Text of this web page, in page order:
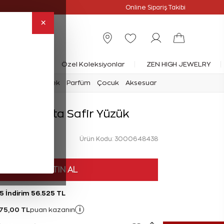
×
Online Sipariş Takibi
Yüzük Özel Koleksiyonlar ZEN HIGH JEWELRY
Erkek Parfüm Çocuk Aksesuar
Pırlanta Safir Yüzük
Ürün Kodu: 3000648438
HEMEN SATIN AL
İndirim 56.525 TL
TL puan kazanın i